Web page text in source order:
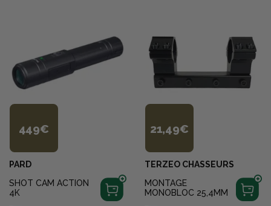
449€
PARD
SHOT CAM ACTION
4K
21,49€
TERZEO CHASSEURS
MONTAGE
MONOBLOC 25,4MM